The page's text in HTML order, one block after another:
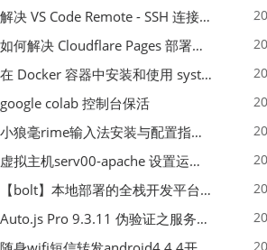
解决 VS Code Remote - SSH 连接失败问题：从权限问题到成功启动
如何解决 Cloudflare Pages 部署中的 API Token 权限问题
在 Docker 容器中安装和使用 systemctl 的完整指南
google colab 控制台保活
小狼毫rime输入法安装与配置指南：从基础到高级自定义
虚拟主机serv00-apache 设置运行目录
【bolt】本地部署的全栈开发平台，支持本地及众多API，本地一键生成应用，部署教程
Auto.js Pro 9.3.11 伪验证之服务器接口 Nginx 版
✍️
231k
总字数
👥